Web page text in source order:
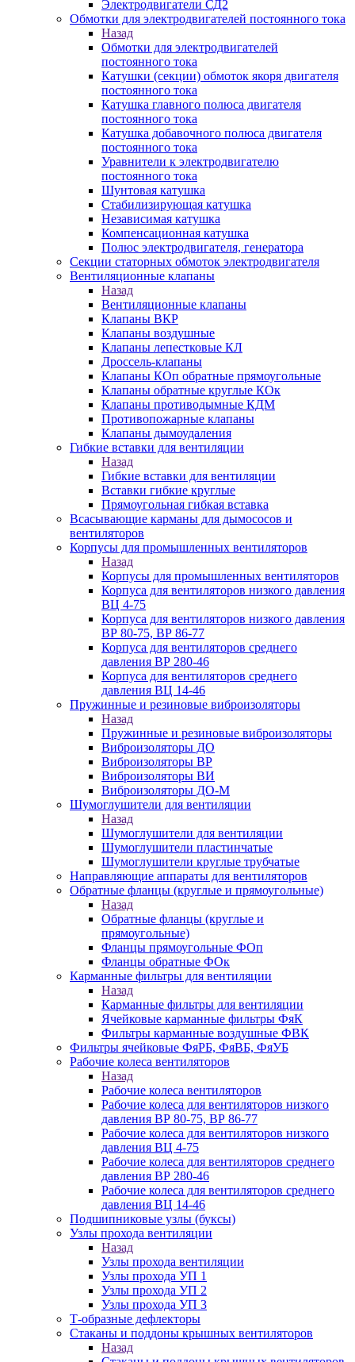
Электродвигатели СД2
Обмотки для электродвигателей постоянного тока
Назад
Обмотки для электродвигателей
постоянного тока
Катушки (секции) обмоток якоря двигателя
постоянного тока
Катушка главного полюса двигателя
постоянного тока
Катушка добавочного полюса двигателя
постоянного тока
Уравнители к электродвигателю
постоянного тока
Шунтовая катушка
Стабилизирующая катушка
Независимая катушка
Компенсационная катушка
Полюс электродвигателя, генератора
Секции статорных обмоток электродвигателя
Вентиляционные клапаны
Назад
Вентиляционные клапаны
Клапаны ВКР
Клапаны воздушные
Клапаны лепестковые КЛ
Дроссель-клапаны
Клапаны КОп обратные прямоугольные
Клапаны обратные круглые КОк
Клапаны противодымные КДМ
Противопожарные клапаны
Клапаны дымоудаления
Гибкие вставки для вентиляции
Назад
Гибкие вставки для вентиляции
Вставки гибкие круглые
Прямоугольная гибкая вставка
Всасывающие карманы для дымососов и
вентиляторов
Корпусы для промышленных вентиляторов
Назад
Корпусы для промышленных вентиляторов
Корпуса для вентиляторов низкого давления
ВЦ 4-75
Корпуса для вентиляторов низкого давления
ВР 80-75, ВР 86-77
Корпуса для вентиляторов среднего
давления ВР 280-46
Корпуса для вентиляторов среднего
давления ВЦ 14-46
Пружинные и резиновые виброизоляторы
Назад
Пружинные и резиновые виброизоляторы
Виброизоляторы ДО
Виброизоляторы ВР
Виброизоляторы ВИ
Виброизоляторы ДО-М
Шумоглушители для вентиляции
Назад
Шумоглушители для вентиляции
Шумоглушители пластинчатые
Шумоглушители круглые трубчатые
Направляющие аппараты для вентиляторов
Обратные фланцы (круглые и прямоугольные)
Назад
Обратные фланцы (круглые и
прямоугольные)
Фланцы прямоугольные ФОп
Фланцы обратные ФОк
Карманные фильтры для вентиляции
Назад
Карманные фильтры для вентиляции
Ячейковые карманные фильтры ФяК
Фильтры карманные воздушные ФВК
Фильтры ячейковые ФяРБ, ФяВБ, ФяУБ
Рабочие колеса вентиляторов
Назад
Рабочие колеса вентиляторов
Рабочие колеса для вентиляторов низкого
давления ВР 80-75, ВР 86-77
Рабочие колеса для вентиляторов низкого
давления ВЦ 4-75
Рабочие колеса для вентиляторов среднего
давления ВР 280-46
Рабочие колеса для вентиляторов среднего
давления ВЦ 14-46
Подшипниковые узлы (буксы)
Узлы прохода вентиляции
Назад
Узлы прохода вентиляции
Узлы прохода УП 1
Узлы прохода УП 2
Узлы прохода УП 3
Т-образные дефлекторы
Стаканы и поддоны крышных вентиляторов
Назад